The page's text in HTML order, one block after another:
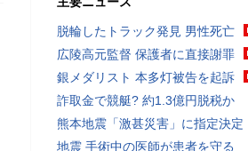
脱輪したトラック発見 男性死亡
広陵高元監督 保護者に直接謝罪
銀メダリスト 本多灯被告を起訴
詐取金で競艇? 約1.3億円脱税か
熊本地震「激甚災害」に指定決定
地震 手術中の医師が患者を守る